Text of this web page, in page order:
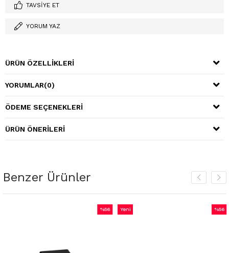
TAVSIYE ET
YORUM YAZ
ÜRÜN ÖZELLIKLERI
YORUMLAR(0)
ÖDEME SEÇENEKLERI
ÜRÜN ÖNERILERI
Benzer Ürünler
%56
%56
Yeni